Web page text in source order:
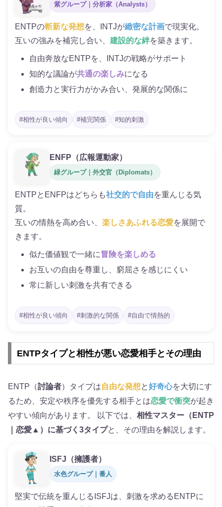
紫グループ｜分析家（Analysts）
ENTPの斬新な発想を、INTJが緻密な計画で現実化。
互いの強みを補完し合い、 建設的な絆を築きます。
自由奔放なENTPを、INTJの戦略がサポート
知的な議論が共通の楽しみになる
創造力と実行力がかみ合い、発展的な関係に
#相性が良い傾向 #補完関係 #知的刺激
ENFP（広報運動家）
緑グループ｜外交官（Diplomats）
ENTPとENFPはどちらも社交的で自由を重んじる気
質。
互いの情熱を高め合い、 楽しさあふれる恋愛を展開で
きます。
似た価値観で一緒に 冒険を楽しめる
お互いの自由を尊重し、窮屈さを感じにくい
常に新しい刺激を共有できる
#相性が良い傾向 #刺激的な関係 #自由で情熱的
ENTPタイプと相性が悪い恋愛相手とその理由
ENTP（討論者）タイプは自由な発想と好奇心を大切にす
るため、安定や秩序を優先する相手とは恋愛で衝突が起き
やすい傾向があります。 以下では、 相性マスター（ENTP
｜恋愛▲）に基づく3タイプと、その理由を解説します。
ISFJ（擁護者）
水色グループ｜番人
堅実で伝統を重んじるISFJは、刺激を求めるENTPに